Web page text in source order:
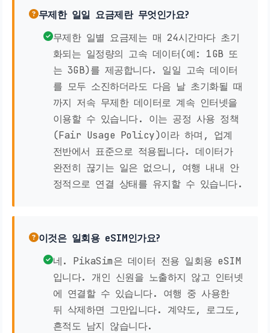
무제한 일일 요금제란 무엇인가요?
무제한 일별 요금제는 매 24시간마다 초기
화되는 일정량의 고속 데이터(예: 1GB 또
는 3GB)를 제공합니다. 일일 고속 데이터
를 모두 소진하더라도 다음 날 초기화될 때
까지 저속 무제한 데이터로 계속 인터넷을
이용할 수 있습니다. 이는 공정 사용 정책
(Fair Usage Policy)이라 하며, 업계
전반에서 표준으로 적용됩니다. 데이터가
완전히 끊기는 일은 없으니, 여행 내내 안
정적으로 연결 상태를 유지할 수 있습니다.
이것은 일회용 eSIM인가요?
네. PikaSim은 데이터 전용 일회용 eSIM
입니다. 개인 신원을 노출하지 않고 인터넷
에 연결할 수 있습니다. 여행 중 사용한
뒤 삭제하면 그만입니다. 계약도, 로그도,
흔적도 남지 않습니다.